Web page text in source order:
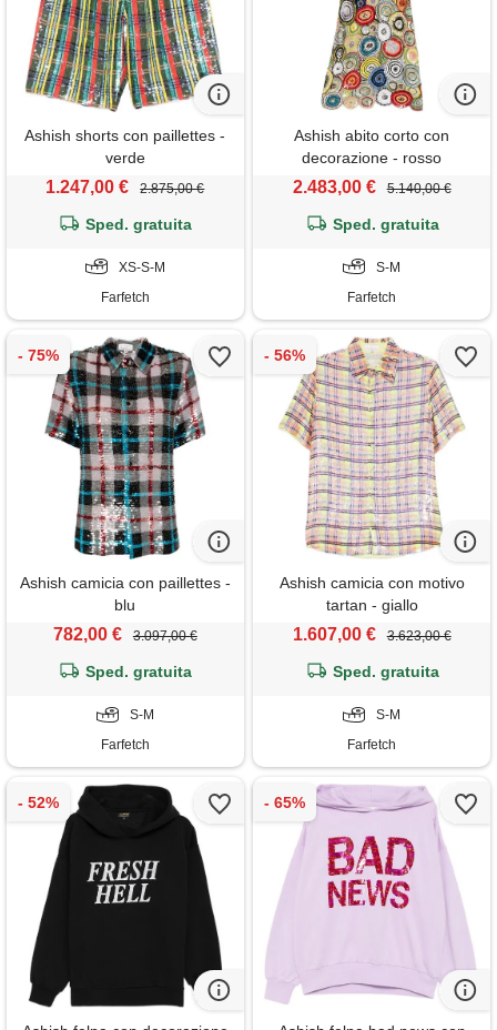
Ashish shorts con paillettes -
verde
1.247,00 € 2.875,00 €
Sped. gratuita
XS-S-M
Farfetch
Ashish abito corto con
decorazione - rosso
2.483,00 € 5.140,00 €
Sped. gratuita
S-M
Farfetch
Ashish camicia con paillettes -
blu
782,00 € 3.097,00 €
Sped. gratuita
S-M
Farfetch
Ashish camicia con motivo
tartan - giallo
1.607,00 € 3.623,00 €
Sped. gratuita
S-M
Farfetch